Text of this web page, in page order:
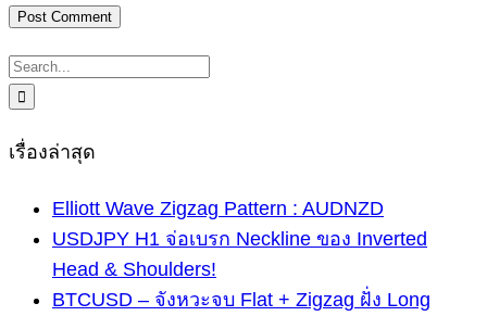
Search
for:
เรื่องล่าสุด
Elliott Wave Zigzag Pattern : AUDNZD
USDJPY H1 จ่อเบรก Neckline ของ Inverted
Head & Shoulders!
BTCUSD – จังหวะจบ Flat + Zigzag ฝั่ง Long